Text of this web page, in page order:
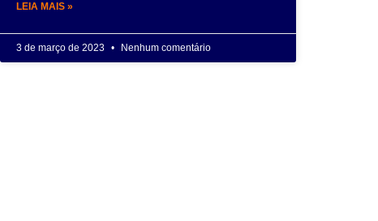
LEIA MAIS »
3 de março de 2023 Nenhum comentário